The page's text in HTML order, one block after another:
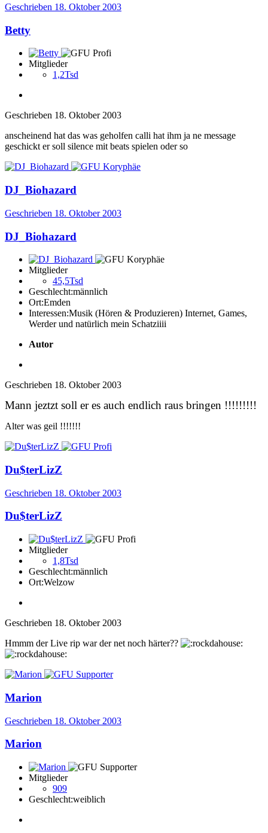
Geschrieben 18. Oktober 2003
Betty
Mitglieder
1,2Tsd
Geschrieben 18. Oktober 2003
anscheinend hat das was geholfen calli hat ihm ja ne message
geschickt er soll silence mit beats spielen oder so
DJ_Biohazard
Geschrieben 18. Oktober 2003
DJ_Biohazard
Mitglieder
45,5Tsd
Geschlecht:männlich
Ort:Emden
Interessen:Musik (Hören & Produzieren) Internet, Games,
Werder und natürlich mein Schatziiii
Autor
Geschrieben 18. Oktober 2003
Mann jeztzt soll er es auch endlich raus bringen !!!!!!!!!
Alter was geil !!!!!!!
Du$terLizZ
Geschrieben 18. Oktober 2003
Du$terLizZ
Mitglieder
1,8Tsd
Geschlecht:männlich
Ort:Welzow
Geschrieben 18. Oktober 2003
Hmmm der Live rip war der net noch härter??
Marion
Geschrieben 18. Oktober 2003
Marion
Mitglieder
909
Geschlecht:weiblich